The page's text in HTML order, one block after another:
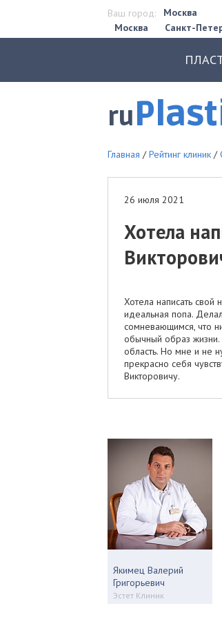
Ваш город:
Москва
Москва
Санкт-
ru
Главная /Рейтинг клиник /
26 июля 2021
Хотела
Хотела написать
идеальная попа.
сомневающимся, что
обычный образ жизни.
область. Но мне и не
прекрасно себя
Викторовичу.
Якимец Валерий
Григорьевич
Эстет Клиник